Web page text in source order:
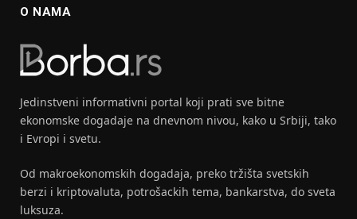
O NAMA
Jedinstveni informativni portal koji prati sve bitne
ekonomske dogadaje na dnevnom nivou, kako u Srbiji, tako
i Evropi i svetu.
Od makroekonomskih dogadaja, preko tržišta svetskih
berzi i kriptovaluta, potrošackih tema, bankarstva, do sveta
luksuza.